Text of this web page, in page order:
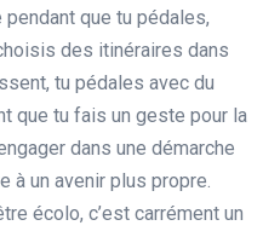
que tu pédales,
des itinéraires dans
tu pédales avec du
que tu fais un geste pour la
dans une démarche
à un avenir plus propre.
écolo, c’est carrément un